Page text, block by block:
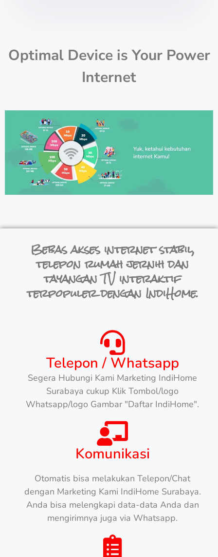
Optimal Device is Your Power
Internet
Bebas akses internet stabil,
telepon rumah jernih dan
tayangan TV interaktif
terpopuler dengan IndiHome.
Telepon / Whatsapp
Segera Hubungi Kami Marketing IndiHome
Surabaya cukup Klik Tombol/logo
Whatsapp/logo Gambar "Daftar IndiHome".
Komunikasi
Otomatis bisa melakukan Telepon/Chat
dengan Marketing Kami IndiHome Surabaya.
Anda bisa melengkapi data-data Anda dan
mengirimnya juga via Whatsapp.